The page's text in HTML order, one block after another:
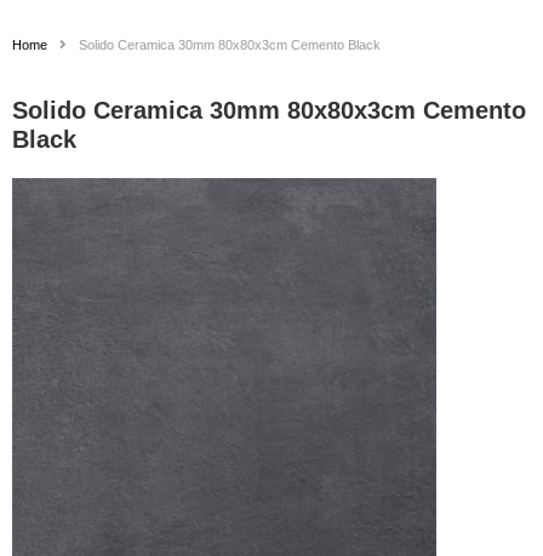
Home Solido Ceramica 30mm 80x80x3cm Cemento Black
Solido Ceramica 30mm 80x80x3cm Cemento
Black